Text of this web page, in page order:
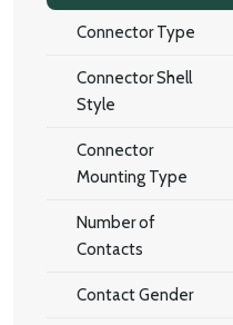
Connector Type
Connector Shell
Style
Connector
Mounting Type
Number of
Contacts
Contact Gender